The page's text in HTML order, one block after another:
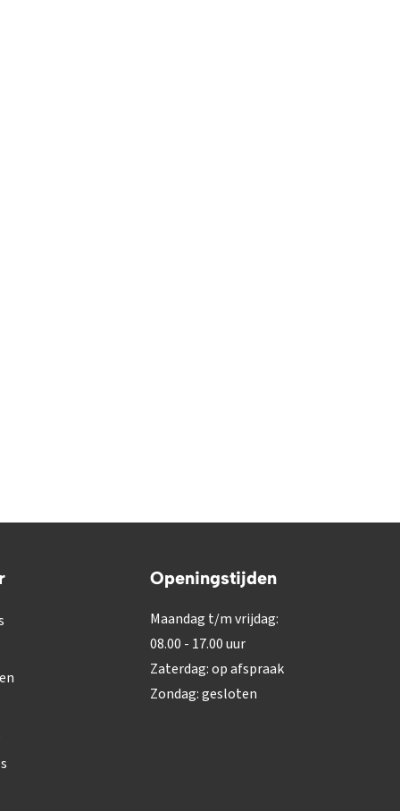
Openingstijden
Maandag t/m vrijdag:
08.00 - 17.00 uur
Zaterdag: op afspraak
Zondag: gesloten